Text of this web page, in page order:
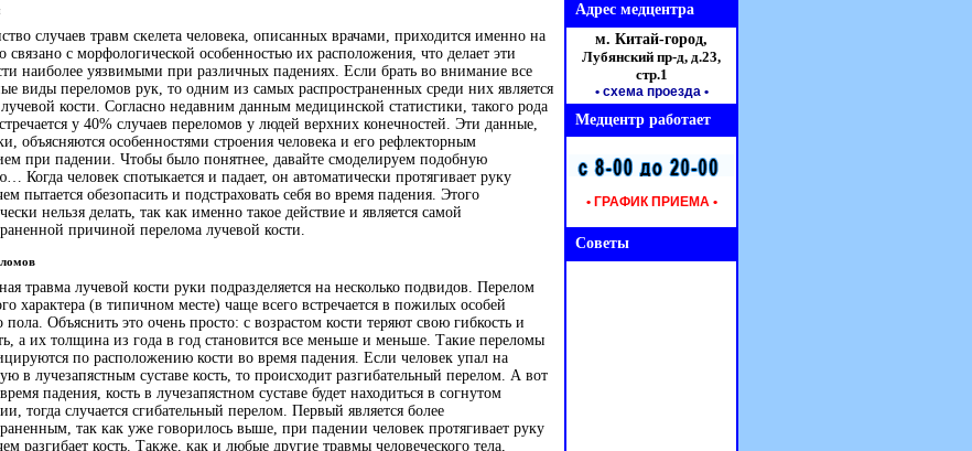
случаев травм скелета человека, описанных врачами, приходится именно на
связано с морфологической особенностью их расположения, что делает эти
наиболее уязвимыми при различных падениях. Если брать во внимание все
виды переломов рук, то одним из самых распространенных среди них является
кости. Согласно недавним данным медицинской статистики, такого рода
у 40% случаев переломов у людей верхних конечностей. Эти данные,
объясняются особенностями строения человека и его рефлекторным
при падении. Чтобы было понятнее, давайте смоделируем подобную
Когда человек спотыкается и падает, он автоматически протягивает руку
пытается обезопасить и подстраховать себя во время падения. Этого
нельзя делать, так как именно такое действие и является самой
причиной перелома лучевой кости.
травма лучевой кости руки подразделяется на несколько подвидов. Перелом
характера (в типичном месте) чаще всего встречается в пожилых особей
пола. Объяснить это очень просто: с возрастом кости теряют свою гибкость и
а их толщина из года в год становится все меньше и меньше. Такие переломы
по расположению кости во время падения. Если человек упал на
в лучезапястным суставе кость, то происходит разгибательный перелом. А вот
падения, кость в лучезапястном суставе будет находиться в согнутом
тогда случается сгибательный перелом. Первый является более
так как уже говорилось выше, при падении человек протягивает руку
разгибает кость. Также, как и любые другие травмы человеческого тела,
Адрес медцентра
м. Китай-город,
Лубянский пр-д, д.23,
стр.1
• схема проезда•
Медцентр работает
• ГРАФИК ПРИЕМА •
Советы